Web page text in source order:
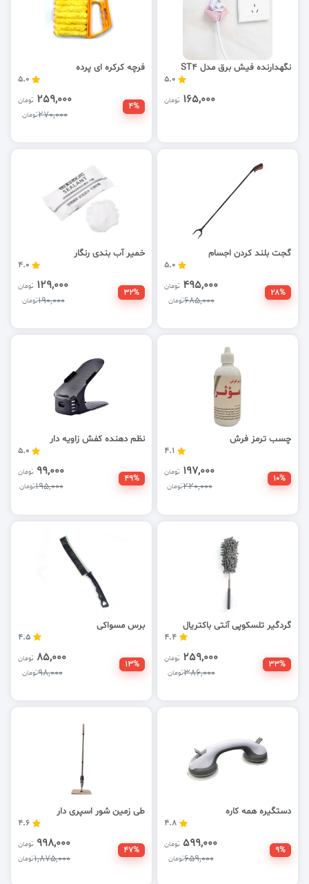
نگهدارنده فیش برق مدل ST4
5.0
165,000 تومان
فرچه کرکره ای پرده
5.0
4%
259,000 تومان
270,000تومان
گجت بلند کردن اجسام
5.0
28%
495,000 تومان
685,000تومان
خمیر آب بندی رنگار
4.0
32%
129,000 تومان
190,000تومان
چسب ترمز فرش
4.1
10%
197,000 تومان
220,000تومان
نظم دهنده کفش زاویه دار
5.0
49%
99,000 تومان
195,000تومان
گردگیر تلسکوپی آنتی باکتریال
4.4
33%
259,000 تومان
386,000تومان
برس مسواکی
4.5
13%
85,000 تومان
98,000تومان
دستگیره همه کاره
4.8
9%
599,000 تومان
659,000تومان
طی زمین شور اسپری دار
4.6
47%
998,000 تومان
1,875,000تومان